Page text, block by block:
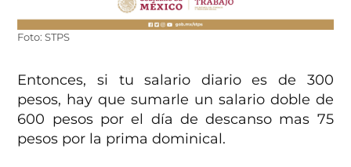
Foto: STPS
Entonces, si tu salario diario es de 300
pesos, hay que sumarle un salario doble de
600 pesos por el día de descanso mas 75
pesos por la prima dominical.